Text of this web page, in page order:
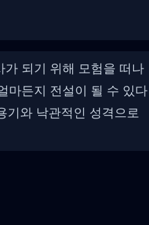
가 되기 위해 모험을 떠나
마든지 전설이 될 수 있다
기와 낙관적인 성격으로